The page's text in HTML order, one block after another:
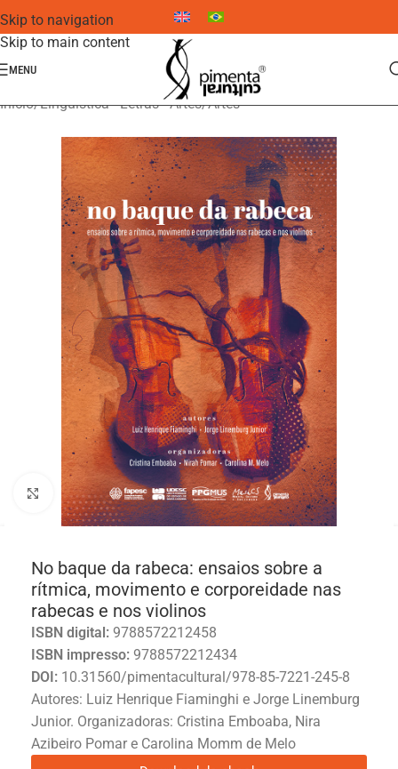
Skip to navigation
Skip to main content
MENU
Início/Linguística - Letras - Artes/Artes
Click to enlarge
No baque da rabeca: ensaios sobre a
rítmica, movimento e corporeidade nas
rabecas e nos violinos
ISBN digital: 9788572212458
ISBN impresso: 9788572212434
DOI: 10.31560/pimentacultural/978-85-7221-245-8
Autores: Luiz Henrique Fiaminghi e Jorge Linemburg
Junior. Organizadoras: Cristina Emboaba, Nira
Azibeiro Pomar e Carolina Momm de Melo